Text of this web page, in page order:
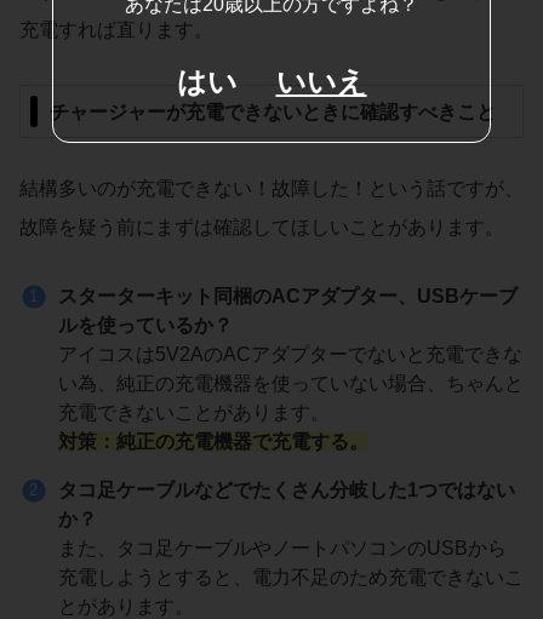
充電すれば直ります。
チャージャーが充電できないときに確認すべきこと
結構多いのが充電できない！故障した！という話ですが、
故障を疑う前にまずは確認してほしいことがあります。
スターターキット同梱のACアダプター、USBケーブ
ルを使っているか？
アイコスは5V2AのACアダプターでないと充電できな
い為、純正の充電機器を使っていない場合、ちゃんと
充電できないことがあります。
対策 ：純正の充電機器で充電する。
タコ足ケーブルなどでたくさん分岐した1つではない
か？
また、タコ足ケーブルやノートパソコンのUSBから
充電しようとすると、電力不足のため充電できないこ
とがあります。
あなたは20歳以上の方ですよね？
はい いいえ